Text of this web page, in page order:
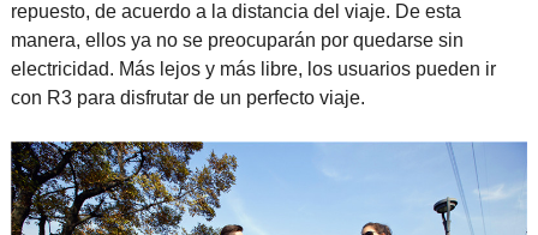
repuesto, de acuerdo a la distancia del viaje. De esta
manera, ellos ya no se preocuparán por quedarse sin
electricidad. Más lejos y más libre, los usuarios pueden ir
con R3 para disfrutar de un perfecto viaje.